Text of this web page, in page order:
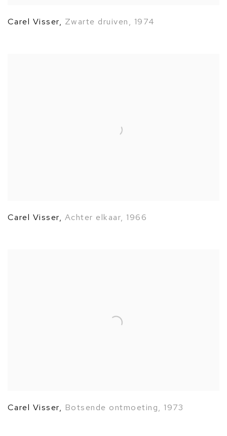
Carel Visser, Zwarte druiven, 1974
Carel Visser, Achter elkaar, 1966
Carel Visser, Botsende ontmoeting, 1973